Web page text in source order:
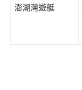
澎湖灣遊艇